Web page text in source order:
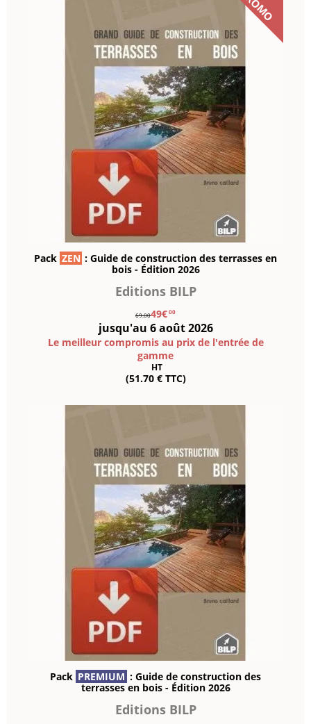
Pack ZEN : Guide de construction des terrasses en
bois - Édition 2026
Editions BILP
69.0049€00
jusqu'au 6 août 2026
Le meilleur compromis au prix de l'entrée de
gamme
HT
(51.70 € TTC)
Pack PREMIUM : Guide de construction des
terrasses en bois - Édition 2026
Editions BILP